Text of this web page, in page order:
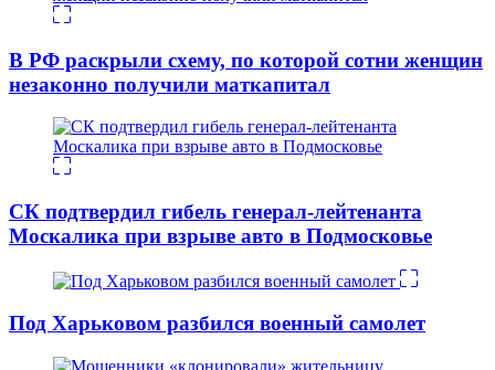
В РФ раскрыли схему, по которой сотни женщин
незаконно получили маткапитал
СК подтвердил гибель генерал-лейтенанта
Москалика при взрыве авто в Подмосковье
Под Харьковом разбился военный самолет